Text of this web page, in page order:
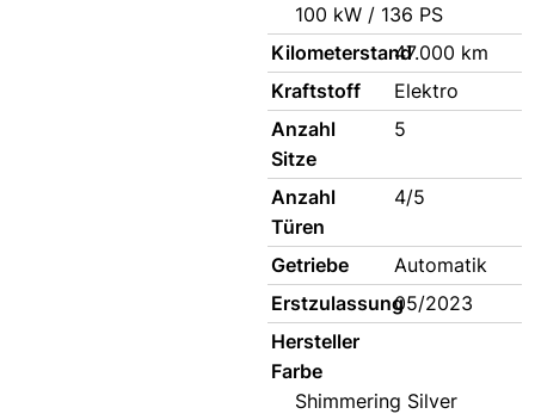
100 kW / 136 PS
Kilometerstand47.000 km
Kraftstoff
Elektro
Anzahl
Sitze
5
Anzahl
Türen
4/5
Getriebe
Automatik
Erstzulassung05/2023
Hersteller
Farbe
Shimmering Silver